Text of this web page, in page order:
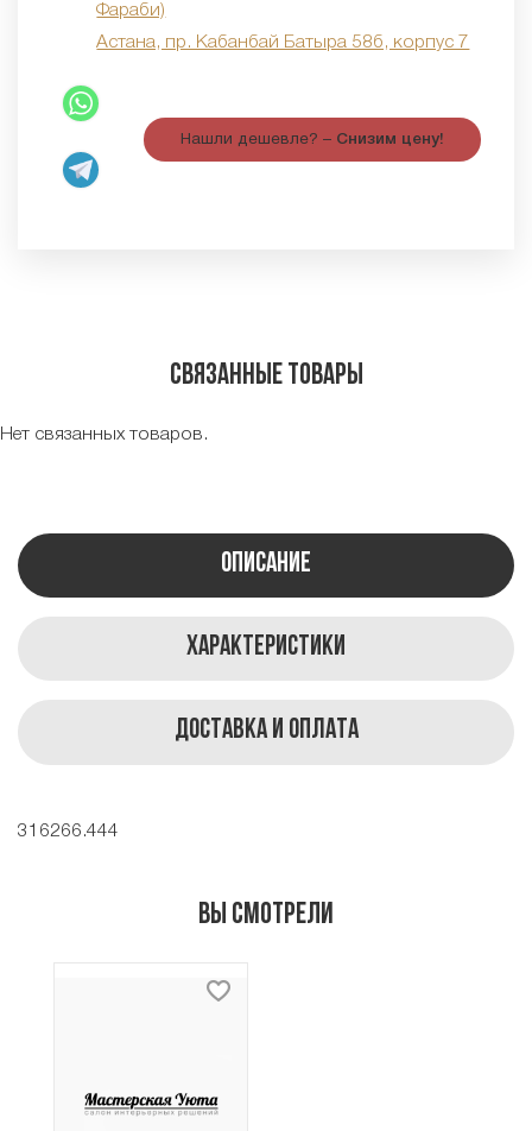
Фараби)
Астана, пр. Кабанбай Батыра 58б, корпус 7
Нашли дешевле? – Снизим цену!
Связанные товары
Нет связанных товаров.
Описание
Характеристики
Доставка и оплата
316266.444
Вы смотрели